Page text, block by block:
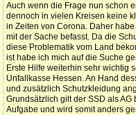
Auch wenn die Frage nun schon
dennoch in vielen Kreisen keine
in Zeiten von Corona. Daher
mit der Sache befasst. Da die
diese Problematik vom Land
ist habe ich mich auf die Suche
Erste Hilfe weiterhin sehr wichtig
Unfallkasse Hessen. An Hand
und zusätzlich Schutzkleidung
Grundsätzlich gilt der SSD als
Aufgabe und wird somit anders